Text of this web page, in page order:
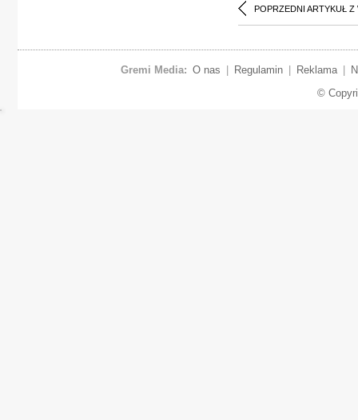
POPRZEDNI ARTYKUŁ Z
Gremi Media: O nas Regulamin Reklama
©